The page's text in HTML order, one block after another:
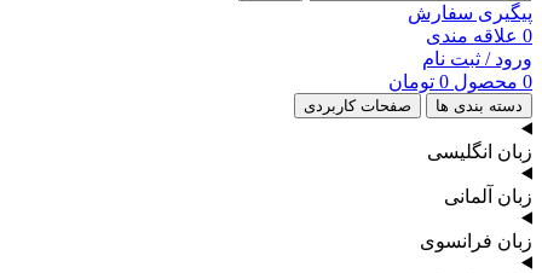
پیگیری سفارش
0 علاقه مندی
ورود / ثبت نام
0 محصول 0 تومان
دسته بندی ها صفحات کاربردی
زبان انگلیسی
زبان آلمانی
زبان فرانسوی